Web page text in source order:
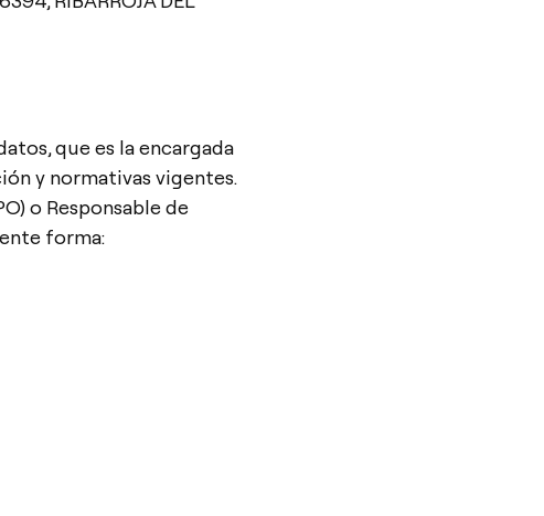
que es la encargada
y normativas vigentes.
o Responsable de
forma: